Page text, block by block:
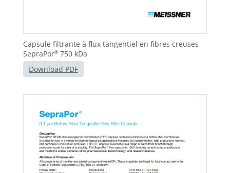
Capsule filtrante à flux tangentiel en fibres creuses
SepraPor® 750 kDa
Download PDF